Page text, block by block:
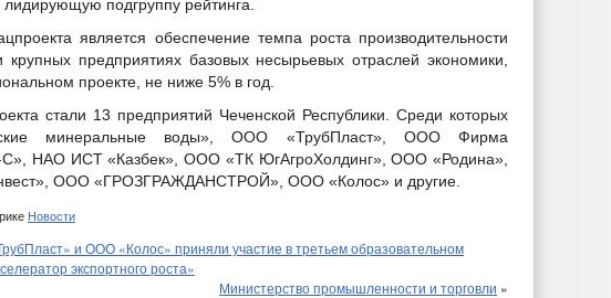
подгруппу рейтинга.
является обеспечение темпа роста производительности
предприятиях базовых несырьевых отраслей экономики,
проекте, не ниже 5% в год.
стали 13 предприятий Чеченской Республики. Среди которых
минеральные воды», ООО «ТрубПласт», ООО Фирма
С», НАО ИСТ «Казбек», ООО «ТК ЮгАгроХолдинг», ООО «Родина»,
ООО «ГРОЗГРАЖДАНСТРОЙ», ООО «Колос» и другие.
Новости
и ООО «Колос» приняли участие в третьем образовательном
экспортного роста»
Министерство промышленности и торговли »